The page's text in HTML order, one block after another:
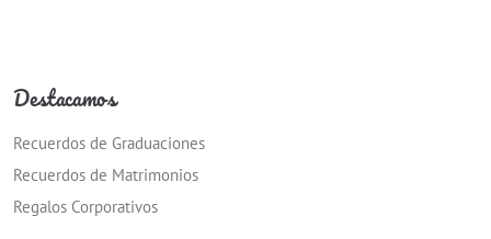
Destacamos
Recuerdos de Graduaciones
Recuerdos de Matrimonios
Regalos Corporativos